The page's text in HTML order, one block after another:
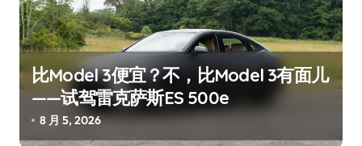
比Model 3便宜？不，比Model 3有面儿
——试驾雷克萨斯ES 500e
8 月 5, 2026